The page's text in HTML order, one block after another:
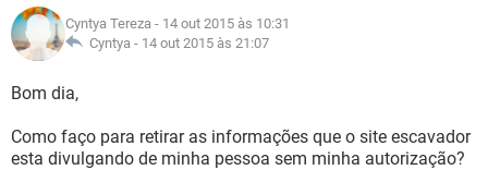
GUIA DE COMPRAS
INSTAGRAM GMAIL
GUIA DE COMPRAS
CELULAR
OUTLOOK EXCEL
INSTAGRAM
JOGOS WHATSAPP
CELULAR
OUTLOOK
INSTAGRAM GMAIL
GLOSSÁRIO
JOGOS
OUTLOOK EXCEL
Cyntya Tereza - 14 out 2015 às 10:31
Cyntya - 14 out 2015 às 21:07
Bom dia,
Como faço para retirar as informações que o site escavador
esta divulgando de minha pessoa sem minha autorização?